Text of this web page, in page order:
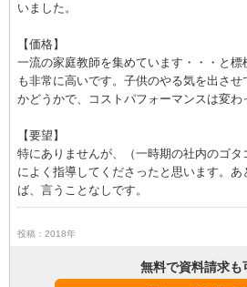
いました。
【価格】
一流の家庭教師を集めています・・・と
も非常に高いです。子供のやる気を出さ
かどうかで、コストパフォーマンスは変わ
【要望】
特にありませんが、（一時期の社内のゴ
によく指導してくださったと思います。
ば、言うことなしです。
投稿：2018年
無料で資料請求も